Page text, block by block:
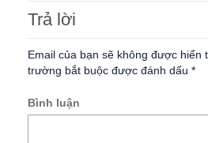
Trả lời
Email của bạn sẽ không được hiển
trường bắt buộc được đánh dấu *
Bình luận